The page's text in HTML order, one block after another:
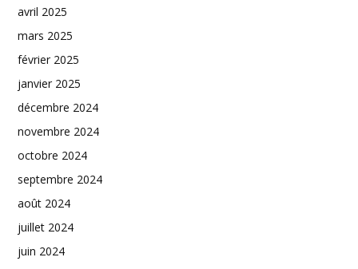
avril 2025
mars 2025
février 2025
janvier 2025
décembre 2024
novembre 2024
octobre 2024
septembre 2024
août 2024
juillet 2024
juin 2024